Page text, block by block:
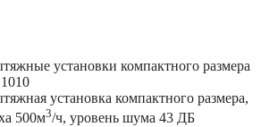
установки компактного размера
установка компактного размера,
500м3/ч, уровень шума 43 ДБ